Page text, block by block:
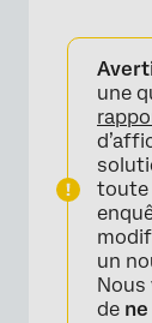
une
toute
un
Nous
de